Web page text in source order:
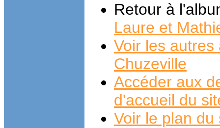
Retour à
Laure et
Voir les
Chuzeville
Accéder aux
d'accueil du
Voir le plan du